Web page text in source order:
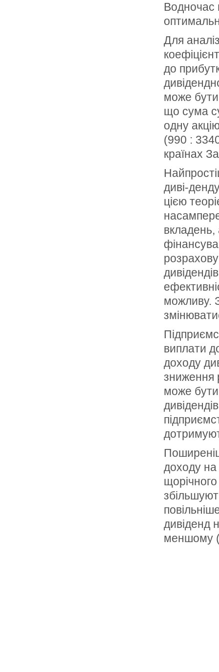
Водночас
Для
до
може
що сума
одну
(990 :
країнах
диві-
цією
вкладень,
можливу.
виплати
доходу
зниження
може бути
доходу на
дивіденд
меншому